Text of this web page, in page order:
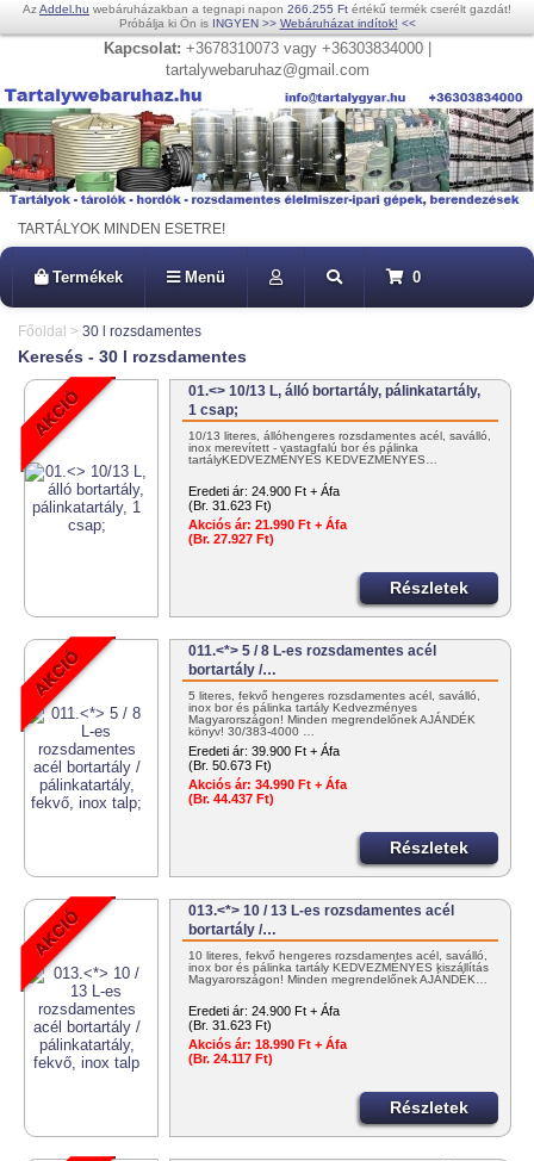
AzAddel.hu webáruházakban a tegnapi napon 266.255 Ft értékű termék cserélt gazdát!
Próbálja ki Ön is INGYEN >> Webáruházat indítok! <<
Kapcsolat: +3678310073 vagy +36303834000 |
tartalywebaruhaz@gmail.com
TARTÁLYOK MINDEN ESETRE!
Termékek Menü 0
Főoldal > 30 l rozsdamentes
Keresés - 30 l rozsdamentes
01.<> 10/13 L, álló bortartály, pálinkatartály,
1 csap;
10/13 literes, állóhengeres rozsdamentes acél, saválló,
inox merevített - vastagfalú bor és pálinka
tartályKEDVEZMÉNYES KEDVEZMÉNYES…
Eredeti ár: 24.900 Ft + Áfa
(Br. 31.623 Ft)
Akciós ár: 21.990 Ft + Áfa
(Br. 27.927 Ft)
Részletek
011.<*> 5 / 8 L-es rozsdamentes acél
bortartály /…
5 literes, fekvő hengeres rozsdamentes acél, saválló,
inox bor és pálinka tartály Kedvezményes
Magyarországon! Minden megrendelőnek AJÁNDÉK
könyv! 30/383-4000 …
Eredeti ár: 39.900 Ft + Áfa
(Br. 50.673 Ft)
Akciós ár: 34.990 Ft + Áfa
(Br. 44.437 Ft)
Részletek
013.<*> 10 / 13 L-es rozsdamentes acél
bortartály /…
10 literes, fekvő hengeres rozsdamentes acél, saválló,
inox bor és pálinka tartály KEDVEZMÉNYES kiszállítás
Magyarországon! Minden megrendelőnek AJÁNDÉK…
Eredeti ár: 24.900 Ft + Áfa
(Br. 31.623 Ft)
Akciós ár: 18.990 Ft + Áfa
(Br. 24.117 Ft)
Részletek